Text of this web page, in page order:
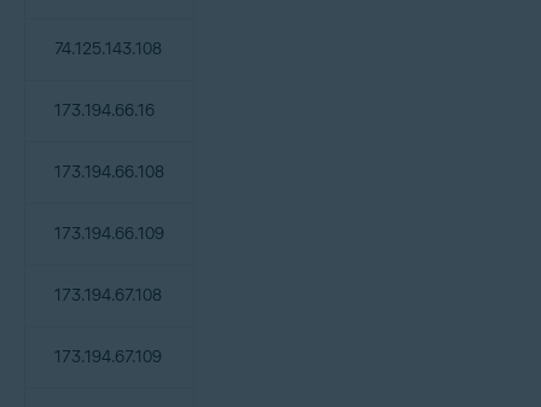
74.125.143.108
173.194.66.16
173.194.66.108
173.194.66.109
173.194.67.108
173.194.67.109